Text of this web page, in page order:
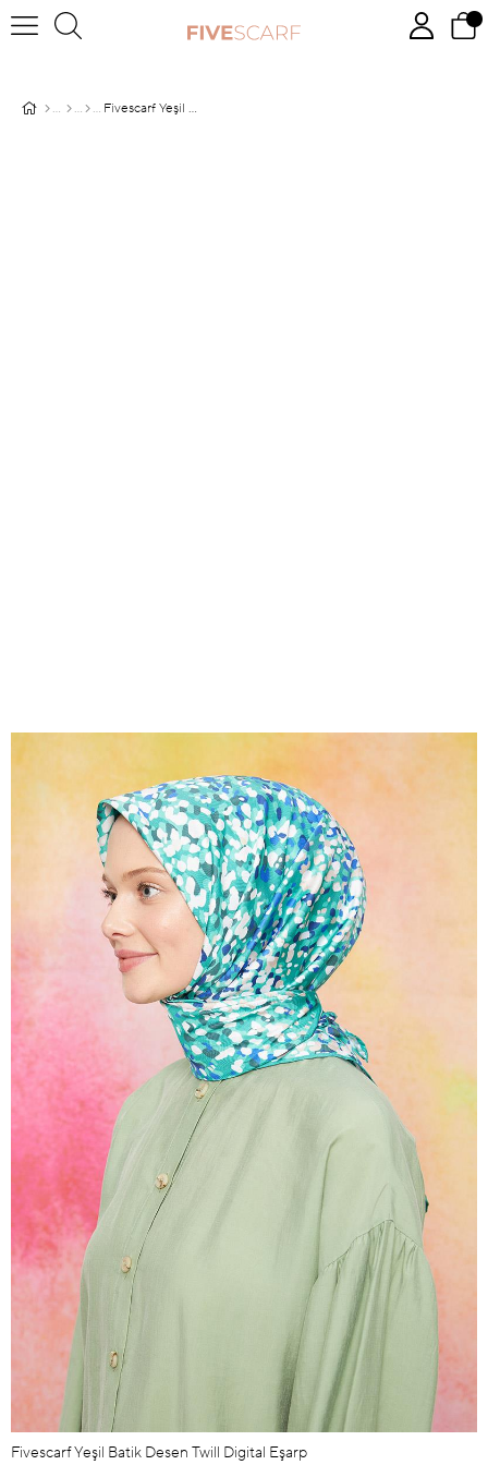
Fivescarf Yeşil Batik Desen Twill Digital Eşarp
Fivescarf Yeşil Batik Desen Twill Digital Eşarp